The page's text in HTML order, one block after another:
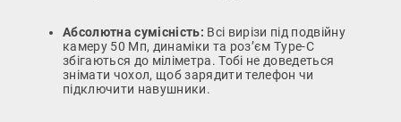
Абсолютна сумісність: Всі вирізи під подвійну
камеру 50 Мп, динаміки та роз’єм Type-C
збігаються до міліметра. Тобі не доведеться
знімати чохол, щоб зарядити телефон чи
підключити навушники.